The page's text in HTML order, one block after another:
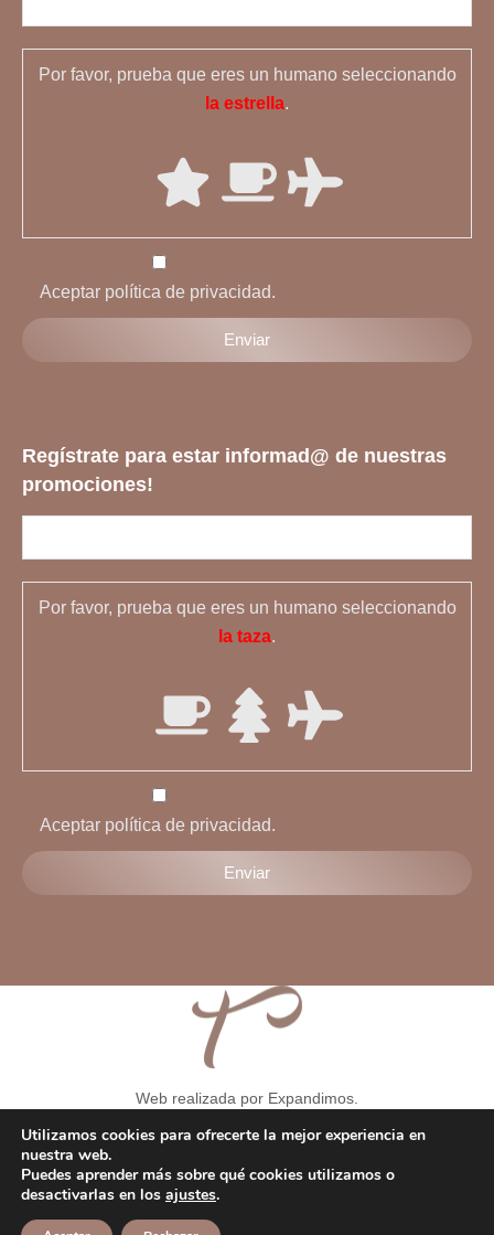
Por favor, prueba que eres un humano seleccionando
la estrella.
Aceptar política de privacidad.
Regístrate para estar informad@ de nuestras
promociones!
Por favor, prueba que eres un humano seleccionando
la taza.
Aceptar política de privacidad.
Web realizada por Expandimos.
desentimiento
Política de privacidad RRSS-Consentimiento Whatsapp
Consentimiento de tratamiento de datos
Utilizamos cookies para ofrecerte la mejor experiencia en
nuestra web.
Puedes aprender más sobre qué cookies utilizamos o
desactivarlas en los ajustes.